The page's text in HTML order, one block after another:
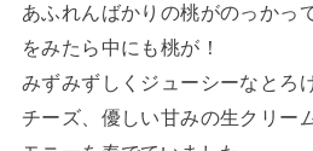
あふれんばかりの桃がのっかっ
をみたら中にも桃が！
みずみずしくジューシーなとろ
チーズ、優しい甘みの生クリー